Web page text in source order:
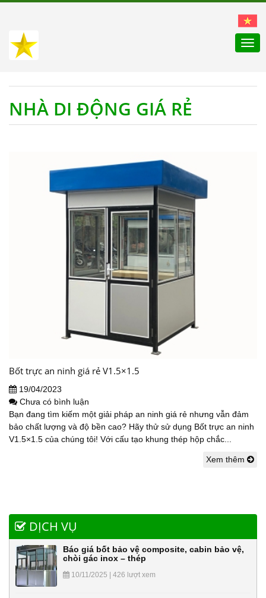
NHÀ DI ĐỘNG GIÁ RẺ
Bốt trực an ninh giá rẻ V1.5×1.5
19/04/2023
Chưa có bình luận
Bạn đang tìm kiếm một giải pháp an ninh giá rẻ nhưng vẫn đảm
bảo chất lượng và độ bền cao? Hãy thử sử dụng Bốt trực an ninh
V1.5×1.5 của chúng tôi! Với cấu tạo khung thép hộp chắc...
Xem thêm
DỊCH VỤ
Báo giá bốt bảo vệ composite, cabin bảo vệ,
chòi gác inox – thép
10/11/2025 | 426 lượt xem